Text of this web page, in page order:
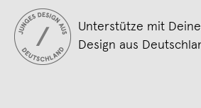
Unterstütze mit
Design aus